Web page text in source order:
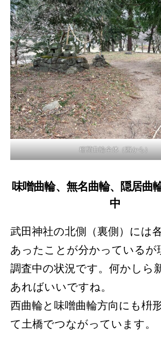
稲荷曲輪全体（西から）
味噌曲輪、無名曲輪、隠居曲
中
武田神社の北側（裏側）には
あったことが分かっているが
調査中の状況です。何かしら
あればいいですね。
西曲輪と味噌曲輪方向にも枡
て土橋でつながっています。